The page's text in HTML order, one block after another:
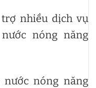
nhiều dịch vụ
nóng năng
nóng năng